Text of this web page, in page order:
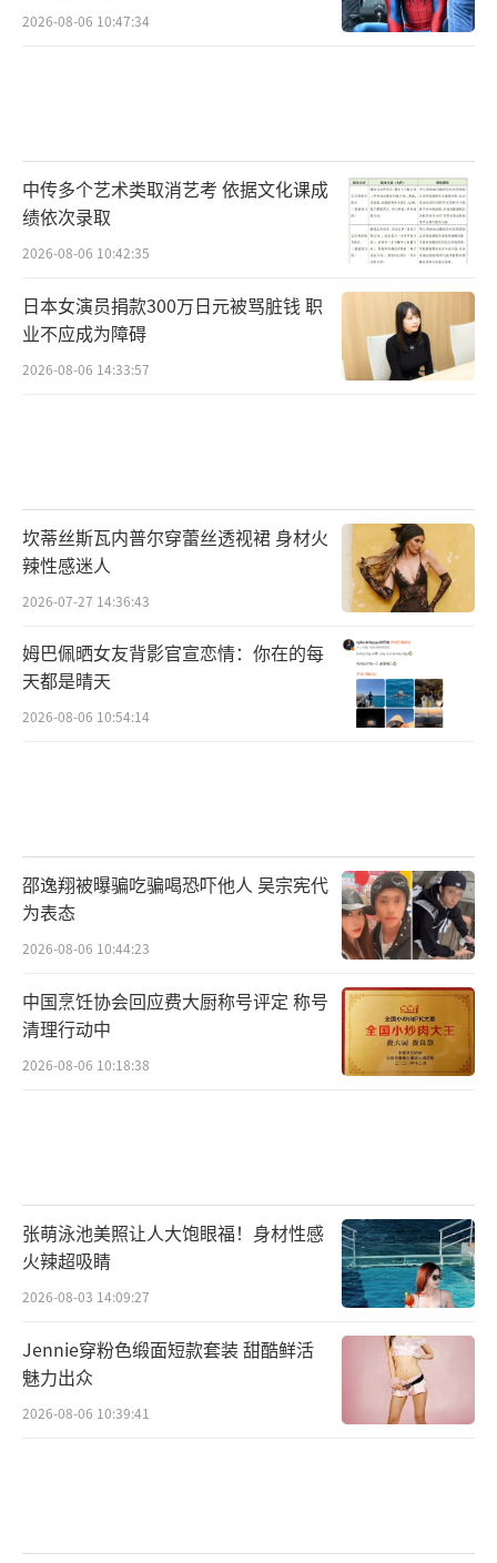
2026-08-06 10:47:34
中传多个艺术类取消艺考 依据文化课成
绩依次录取
2026-08-06 10:42:35
日本女演员捐款300万日元被骂脏钱 职
业不应成为障碍
2026-08-06 14:33:57
坎蒂丝斯瓦内普尔穿蕾丝透视裙 身材火
辣性感迷人
2026-07-27 14:36:43
姆巴佩晒女友背影官宣恋情：你在的每
天都是晴天
2026-08-06 10:54:14
邵逸翔被曝骗吃骗喝恐吓他人 吴宗宪代
为表态
2026-08-06 10:44:23
中国烹饪协会回应费大厨称号评定 称号
清理行动中
2026-08-06 10:18:38
张萌泳池美照让人大饱眼福！身材性感
火辣超吸睛
2026-08-03 14:09:27
Jennie穿粉色缎面短款套装 甜酷鲜活
魅力出众
2026-08-06 10:39:41